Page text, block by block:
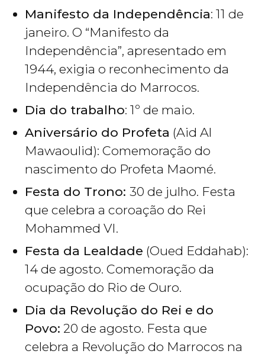
Manifesto da Independência: 11 de
janeiro. O “Manifesto da
Independência”, apresentado em
1944, exigia o reconhecimento da
Independência do Marrocos.
Dia do trabalho: 1º de maio.
Aniversário do Profeta (Aid Al
Mawaoulid): Comemoração do
nascimento do Profeta Maomé.
Festa do Trono: 30 de julho. Festa
que celebra a coroação do Rei
Mohammed VI.
Festa da Lealdade (Oued Eddahab):
14 de agosto. Comemoração da
ocupação do Rio de Ouro.
Dia da Revolução do Rei e do
Povo: 20 de agosto. Festa que
celebra a Revolução do Marrocos na